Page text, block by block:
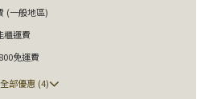
(一般地區)
櫃運費
免運費
全部優惠 (4)